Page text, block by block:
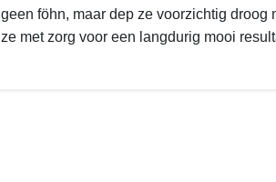
geen föhn, maar dep ze voorzichtig droog
ze met zorg voor een langdurig mooi